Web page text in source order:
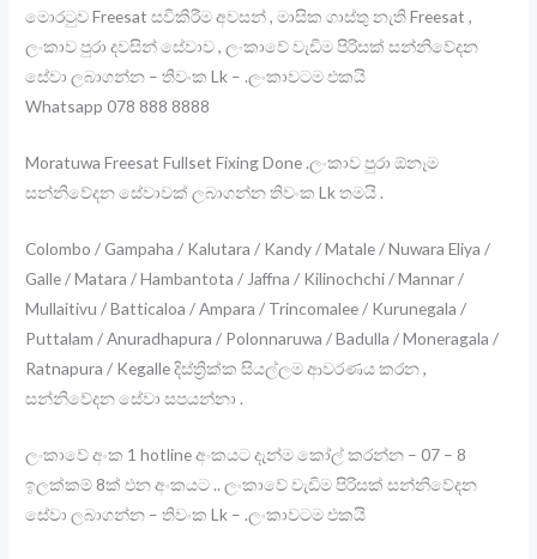
මොරටුව Freesat සවිකිරීම අවසන් , මාසික ගාස්තු නැති Freesat ,
ලංකාව පුරා දවසින් සේවාව , ලංකාවේ වැඩිම පිරිසක් සන්නිවේදන
සේවා ලබාගන්න – තිවංක Lk – .ලංකාවටම එකයි
Whatsapp 078 888 8888
Moratuwa Freesat Fullset Fixing Done .ලංකාව පුරා ඕනෑම
සන්නිවේදන සේවාවක් ලබාගන්න තිවංක Lk තමයි .
Colombo / Gampaha / Kalutara / Kandy / Matale / Nuwara Eliya /
Galle / Matara / Hambantota / Jaffna / Kilinochchi / Mannar /
Mullaitivu / Batticaloa / Ampara / Trincomalee / Kurunegala /
Puttalam / Anuradhapura / Polonnaruwa / Badulla / Moneragala /
Ratnapura / Kegalle දිස්ත්‍රික්ක සියල්ලම ආවරණය කරන ,
සන්නිවේදන සේවා සපයන්නා .
ලංකාවේ අංක 1 hotline අංකයට දැන්ම කෝල් කරන්න – 07 – 8
ඉලක්කම් 8ක් එන අංකයට .. ලංකාවේ වැඩිම පිරිසක් සන්නිවේදන
සේවා ලබාගන්න – තිවංක Lk – .ලංකාවටම එකයි